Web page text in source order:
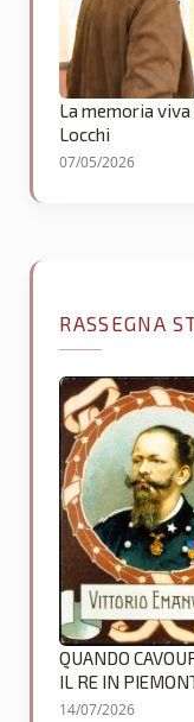
La memoria
Locchi
07/05/2026
RASSEGNA
QUANDO
IL RE IN
14/07/2026